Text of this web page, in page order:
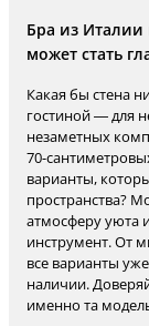
Бра из
может стать
Какая бы стена
гостиной — для
незаметных
70-
варианты,
пространства?
атмосферу уюта
инструмент. От
все варианты
наличии.
именно та